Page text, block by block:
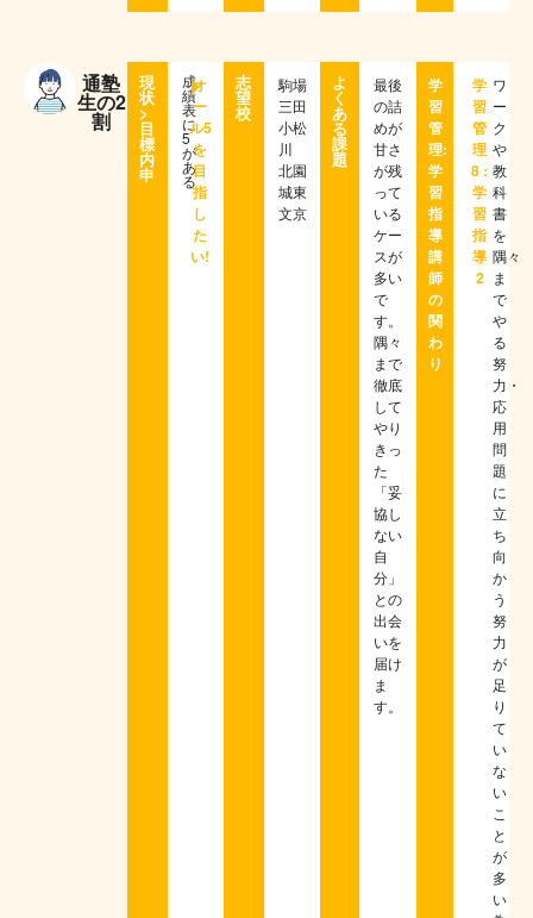
通塾
生の2
割
現
状
>
目
標
内
申
成
績
表
に
5
が
あ
る
オ
ー
ル5
を
目
指
し
た
い!
志
望
校
駒場
三田
小松
川
北園
城東
文京
よ
く
あ
る
課
題
最後
の詰
めが
甘さ
が残
って
いる
ケー
スが
多い
で
す。
隅々
まで
徹底
して
やり
きっ
た
「妥
協し
ない
自
分」
との
出会
いを
届け
ま
す。
学
習
管
理:
学
習
指
導
講
師
の
関
わ
り
学
習
管
理
8 :
学
習
指
導
2
ワ
ー
ク
や
教
科
書
を
隅々
ま
で
や
る
努
力・
応
用
問
題
に
立
ち
向
か
う
努
力
が
足
り
て
い
な
い
こ
と
が
多
い